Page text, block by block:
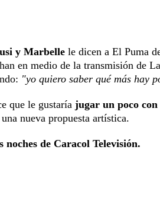
y Marbelle le dicen a El Puma
en medio de la transmisión de
"yo quiero saber qué más hay
que le gustaría jugar un poco con
nueva propuesta artística.
noches de Caracol Televisión.